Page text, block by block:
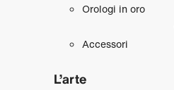
Orologi in oro
Accessori
L’arte